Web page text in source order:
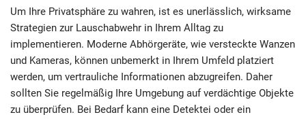
Um Ihre Privatsphäre zu wahren, ist es unerlässlich, wirksame
Strategien zur Lauschabwehr in Ihrem Alltag zu
implementieren. Moderne Abhörgeräte, wie versteckte Wanzen
und Kameras, können unbemerkt in Ihrem Umfeld platziert
werden, um vertrauliche Informationen abzugreifen. Daher
sollten Sie regelmäßig Ihre Umgebung auf verdächtige Objekte
zu überprüfen. Bei Bedarf kann eine Detektei oder ein